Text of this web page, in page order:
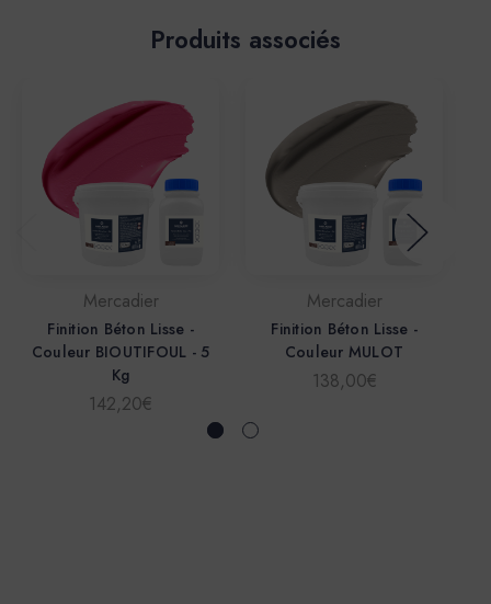
Produits associés
Mercadier
Finition Béton Lisse -
Couleur BIOUTIFOUL - 5
Kg
142,20€
Mercadier
Finition Béton Lisse -
Couleur MULOT
138,00€